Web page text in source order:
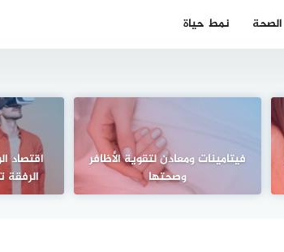
الصحة نمط حياة
فيتامينات ومعادن لتقوية الأظافر
وصحتها
اقتصاد